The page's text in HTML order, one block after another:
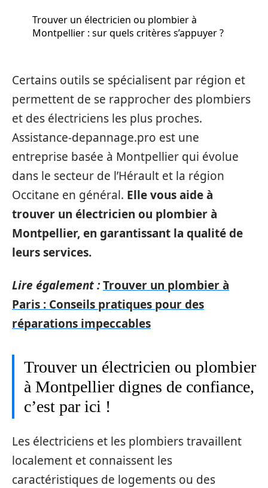
Trouver un électricien ou plombier à
Montpellier : sur quels critères s’appuyer ?
Certains outils se spécialisent par région et
permettent de se rapprocher des plombiers
et des électriciens les plus proches.
Assistance-depannage.pro est une
entreprise basée à Montpellier qui évolue
dans le secteur de l’Hérault et la région
Occitane en général. Elle vous aide à
trouver un électricien ou plombier à
Montpellier, en garantissant la qualité de
leurs services.
Lire également :Trouver un plombier à
Paris : Conseils pratiques pour des
réparations impeccables
Trouver un électricien ou plombier
à Montpellier dignes de confiance,
c’est par ici !
Les électriciens et les plombiers travaillent
localement et connaissent les
caractéristiques de logements ou des